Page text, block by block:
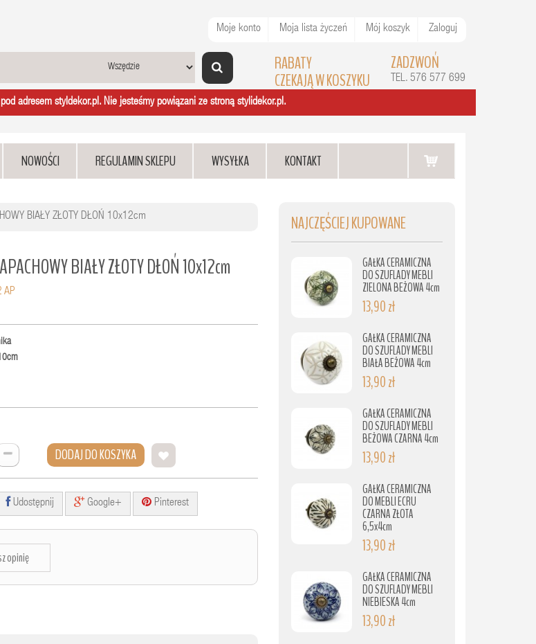
Moje konto Moja lista życzeń Mój koszyk Zaloguj
ZADZWOŃ
TEL. 576 577 699
RABATY
CZEKAJĄ W KOSZYKU
adresem styldekor.pl. Nie jesteśmy powiązani ze stroną stylidekor.pl.
NOWOŚCI REGULAMIN SKLEPU WYSYŁKA KONTAKT
BIAŁY ZŁOTY DŁOŃ 10x12cm
BIAŁY ZŁOTY DŁOŃ 10x12cm
AP
DODAJ DO KOSZYKA
Udostępnij Google+ Pinterest
opinię
NAJCZĘŚCIEJ KUPOWANE
GAŁKA CERAMICZNA
DO SZUFLADY MEBLI
ZIELONA BEŻOWA 4cm
13,90 zł
GAŁKA CERAMICZNA
DO SZUFLADY MEBLI
BIAŁA BEŻOWA 4cm
13,90 zł
GAŁKA CERAMICZNA
DO SZUFLADY MEBLI
BEŻOWA CZARNA 4cm
13,90 zł
GAŁKA CERAMICZNA
DO MEBLI ECRU
CZARNA ZŁOTA
6,5x4cm
13,90 zł
GAŁKA CERAMICZNA
DO SZUFLADY MEBLI
NIEBIESKA 4cm
13,90 zł